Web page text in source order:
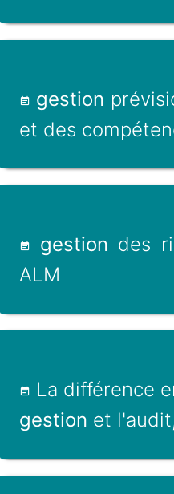
gestion
et des
gestion des
ALM
La différence
gestion et